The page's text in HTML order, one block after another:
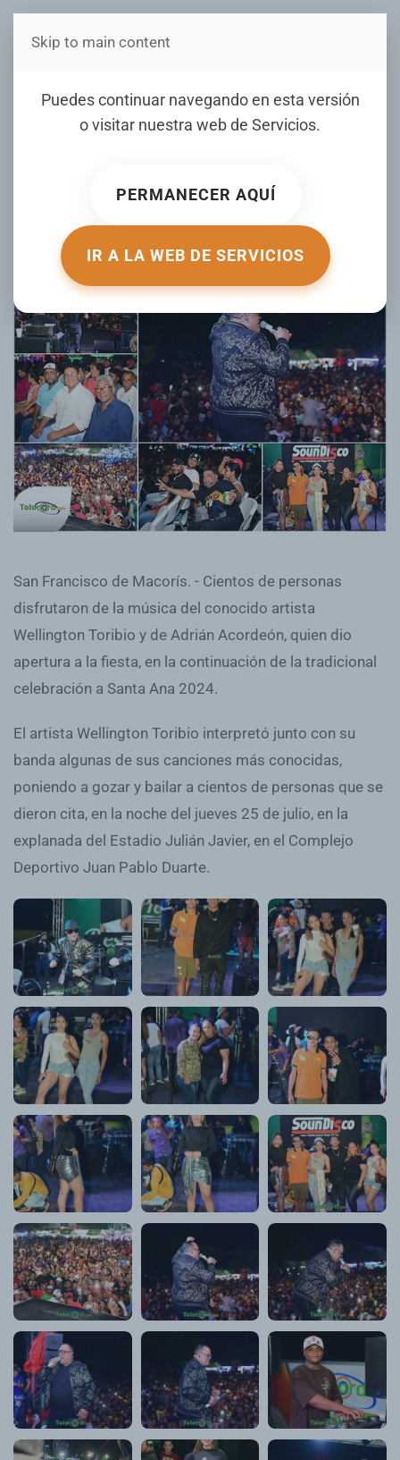
Estás en Telenord Medios
Puedes continuar navegando en esta versión
o visitar nuestra web de Servicios.
PERMANECER AQUÍ
IR A LA WEB DE SERVICIOS
Skip to main content
Wellington Toribio y Adrián
Acordeón brinda gran
patronales Santa Ana 2024
ESCRITO POR TELENORD.COM EL
. PUBLICADO
GALERIA .
San Francisco de Macorís. - Cientos de personas
disfrutaron de la música del conocido artista
Wellington Toribio y de Adrián Acordeón, quien dio
apertura a la fiesta, en la continuación de la tradicional
celebración a Santa Ana 2024.
El artista Wellington Toribio interpretó junto con su
banda algunas de sus canciones más conocidas,
poniendo a gozar y bailar a cientos de personas que se
dieron cita, en la noche del jueves 25 de julio, en la
explanada del Estadio Julián Javier, en el Complejo
Deportivo Juan Pablo Duarte.